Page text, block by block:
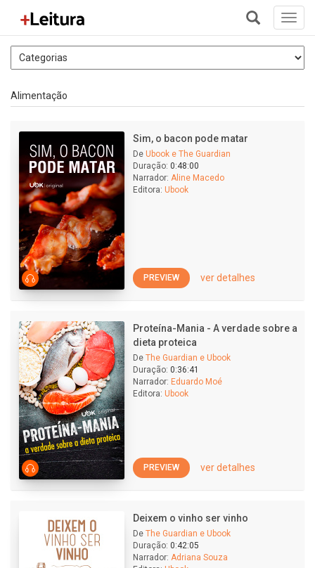
+
Alimentação
Sim, o bacon pode matar
De Ubook e The Guardian
Duração: 0:48:00
Narrador: Aline Macedo
Editora: Ubook
PREVIEW ver detalhes
Proteína-Mania - A verdade sobre a
dieta proteica
De The Guardian e Ubook
Duração: 0:36:41
Narrador: Eduardo Moé
Editora: Ubook
PREVIEW ver detalhes
Deixem o vinho ser vinho
De The Guardian e Ubook
Duração: 0:42:05
Narrador: Adriana Souza